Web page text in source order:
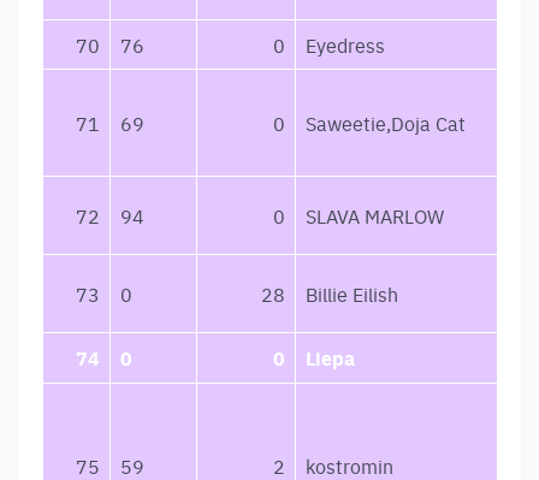
70 76 0 Eyedress
71 69 0 Saweetie,Doja Cat
72 94 0 SLAVA MARLOW
73 0 28 Billie Eilish
74 0 0 Liepa
75 59 2 kostromin